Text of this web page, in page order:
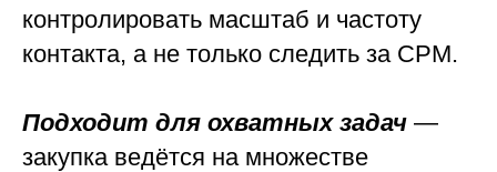
контролировать масштаб и частоту
контакта, а не только следить за CPM.
Подходит для охватных задач —
закупка ведётся на множестве